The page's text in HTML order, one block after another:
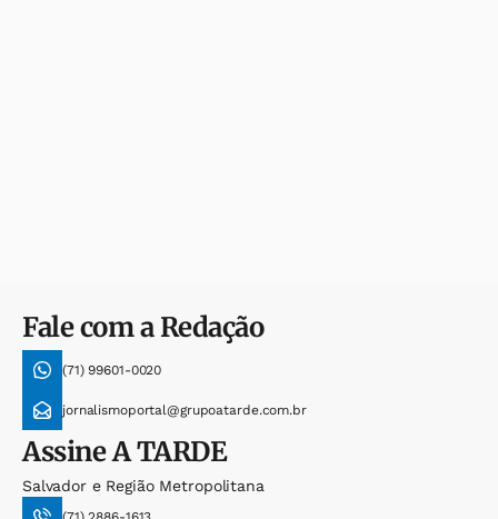
Fale com a Redação
(71) 99601-0020
jornalismoportal@grupoatarde.com.br
AssineA TARDE
Salvador e Região Metropolitana